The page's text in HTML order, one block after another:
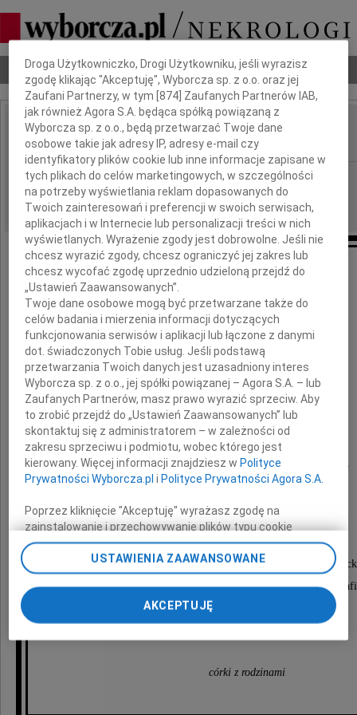
Nekrologi Odeszli Poradnik pogrzebowy
IMIĘ I NAZWISKO: Barbara Markiewicz
REGION: Warszawa, cała Polska
DATA EMISJI: 01.09.2022
Z głębokim żalem zawiadamiamy,
że dnia 1 lipca 2022 roku
zmarła przeżywszy 91 lat
Barbara Markiewicz
Nabożeństwo żałobne odbędzie się
dnia 3 września 2022 roku o godzinie 11.00
w Kościele w Stanisławowie koło Mińska
po którym nastąpi wyprowadzenie na cmentarz
córki z rodzinami
Dbamy o Twoją prywatność
Droga Użytkowniczko, Drogi Użytkowniku, jeśli wyrazisz
zgodę klikając "Akceptuję", Wyborcza sp. z o.o. oraz jej
Zaufani Partnerzy, w tym [874 ] Zaufanych Partnerów IAB,
jak również Agora S.A. będąca spółką powiązaną z
Wyborcza sp. z o.o., będą przetwarzać Twoje dane
osobowe takie jak adresy IP, adresy e-mail czy
identyfikatory plików cookie lub inne informacje zapisane w
tych plikach do celów marketingowych, w szczególności
na potrzeby wyświetlania reklam dopasowanych do
Twoich zainteresowań i preferencji w swoich serwisach,
aplikacjach i w Internecie lub personalizacji treści w nich
wyświetlanych. Wyrażenie zgody jest dobrowolne. Jeśli nie
chcesz wyrazić zgody, chcesz ograniczyć jej zakres lub
chcesz wycofać zgodę uprzednio udzieloną przejdź do
„Ustawień Zaawansowanych”.
Twoje dane osobowe mogą być przetwarzane także do
celów badania i mierzenia informacji dotyczących
funkcjonowania serwisów i aplikacji lub łączone z danymi
dot. świadczonych Tobie usług. Jeśli podstawą
przetwarzania Twoich danych jest uzasadniony interes
Wyborcza sp. z o.o., jej spółki powiązanej – Agora S.A. – lub
Zaufanych Partnerów, masz prawo wyrazić sprzeciw. Aby
to zrobić przejdź do „Ustawień Zaawansowanych” lub
skontaktuj się z administratorem – w zależności od
zakresu sprzeciwu i podmiotu, wobec którego jest
kierowany. Więcej informacji znajdziesz w Polityce
Prywatności Wyborcza.pl i Polityce Prywatności Agora S.A.
Poprzez kliknięcie "Akceptuję" wyrażasz zgodę na
zainstalowanie i przechowywanie plików typu cookie
Wyborczej sp. z o. o. jej Zaufanych Partnerów i Agora S.A.
na Twoim urządzeniu końcowym. Możesz też w każdej
chwili zmienić swoje preferencje dot. plików cookie,
ponownie wywołując narzędzie do zarządzania Twoimi
preferencjami dot. przetwarzania danych poprzez
odnośnik „Ustawienia prywatności” w stopce serwisu i
przechodząc do sekcji „Ustawienia zaawansowane”.
USTAWIENIA ZAAWANSOWANE
AKCEPTUJĘ